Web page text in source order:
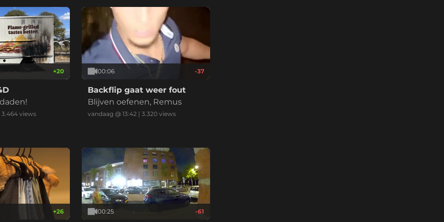
+20
3.464views
00:06 -37
Backflip gaat weer fout
Blijven oefenen, Remus
vandaag @ 13:42 |3.320 views
+26 00:25 -61